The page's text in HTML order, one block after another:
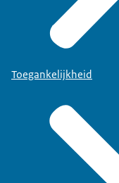
Toegankelijkheid